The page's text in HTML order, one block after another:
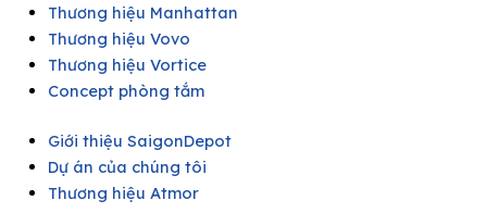
Thương hiệu Manhattan
Thương hiệu Vovo
Thương hiệu Vortice
Concept phòng tắm
Giới thiệu SaigonDepot
Dự án của chúng tôi
Thương hiệu Atmor